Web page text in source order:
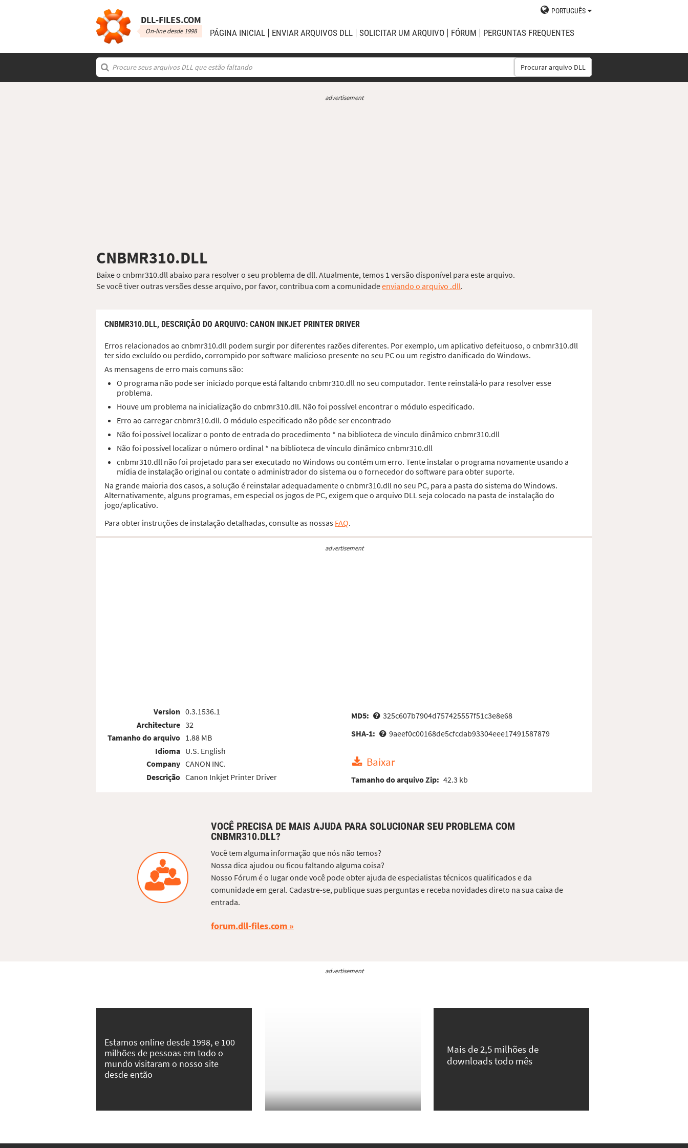
DLL‑FILES.COM
On-line desde 1998
PORTUGUÊS
PÁGINA INICIAL ENVIAR ARQUIVOS DLL SOLICITAR UM ARQUIVO FÓRUM PERGUNTAS FREQUENTES
Procurar arquivo DLL
advertisement
CNBMR310.DLL
Baixe o cnbmr310.dll abaixo para resolver o seu problema de dll. Atualmente, temos 1 versão disponível para este arquivo.
Se você tiver outras versões desse arquivo, por favor, contribua com a comunidadeenviando o arquivo .dll.
CNBMR310.DLL, DESCRIÇÃO DO ARQUIVO: CANON INKJET PRINTER DRIVER
Erros relacionados ao cnbmr310.dll podem surgir por diferentes razões diferentes. Por exemplo, um aplicativo defeituoso, o cnbmr310.dll
ter sido excluído ou perdido, corrompido por software malicioso presente no seu PC ou um registro danificado do Windows.
As mensagens de erro mais comuns são:
O programa não pode ser iniciado porque está faltando cnbmr310.dll no seu computador. Tente reinstalá-lo para resolver esse
problema.
Houve um problema na inicialização do cnbmr310.dll. Não foi possível encontrar o módulo especificado.
Erro ao carregar cnbmr310.dll. O módulo especificado não pôde ser encontrado
Não foi possivel localizar o ponto de entrada do procedimento * na biblioteca de vinculo dinâmico cnbmr310.dll
Não foi possível localizar o número ordinal * na biblioteca de vínculo dinâmico cnbmr310.dll
cnbmr310.dll não foi projetado para ser executado no Windows ou contém um erro. Tente instalar o programa novamente usando a
mídia de instalação original ou contate o administrador do sistema ou o fornecedor do software para obter suporte.
Na grande maioria dos casos, a solução é reinstalar adequadamente o cnbmr310.dll no seu PC, para a pasta do sistema do Windows.
Alternativamente, alguns programas, em especial os jogos de PC, exigem que o arquivo DLL seja colocado na pasta de instalação do
jogo/aplicativo.
Para obter instruções de instalação detalhadas, consulte as nossas FAQ.
advertisement
Version
Architecture
Tamanho do arquivo
Idioma
Company
Descrição
0.3.1536.1
32
1.88 MB
U.S. English
CANON INC.
Canon Inkjet Printer Driver
MD5:
325c607b7904d757425557f51c3e8e68
SHA-1:
9aeef0c00168de5cfcdab93304eee17491587879
Baixar
Tamanho do arquivo Zip: 42.3 kb
VOCÊ PRECISA DE MAIS AJUDA PARA SOLUCIONAR SEU PROBLEMA COM
CNBMR310.DLL?
Você tem alguma informação que nós não temos?
Nossa dica ajudou ou ficou faltando alguma coisa?
Nosso Fórum é o lugar onde você pode obter ajuda de especialistas técnicos qualificados e da
comunidade em geral. Cadastre-se, publique suas perguntas e receba novidades direto na sua caixa de
entrada.
forum.dll-files.com
advertisement
Estamos online desde 1998, e 100
milhões de pessoas em todo o
mundo visitaram o nosso site
desde então
Mais de 2,5 milhões de
downloads todo mês